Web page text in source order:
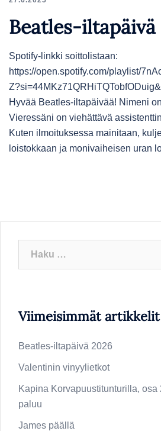
Beatles-iltapäivä
Spotify-linkki soittolistaan:
https://open.spotify.com/playlist/
Hyvää Beatles-iltapäivää! Nimeni
Vieressäni on viehättävä
Kuten ilmoituksessa mainitaan,
loistokkaan ja monivaiheisen uran
Viimeisimmät artikkelit
Beatles-iltapäivä 2026
Valentinin vinyylietkot
Kapina Korvapuustitunturilla, osa
paluu
James päällä